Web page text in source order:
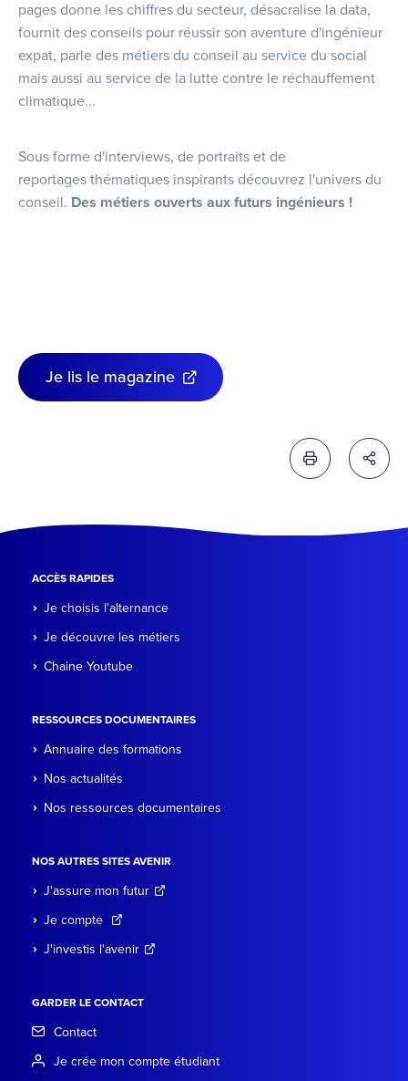
pages donne les chiffres du secteur, désacralise la data,
fournit des conseils pour réussir son aventure d'ingénieur
expat, parle des métiers du conseil au service du social
mais aussi au service de la lutte contre le réchauffement
climatique...
Sous forme d'interviews, de portraits et de
reportages thématiques inspirants découvrez l'univers du
conseil. Des métiers ouverts aux futurs ingénieurs !
Je lis le magazine
Imprimer cette
ACCÈS RAPIDES
Je choisis l'alternance
Je découvre les métiers
Chaine Youtube
RESSOURCES DOCUMENTAIRES
Annuaire des formations
Nos actualités
Nos ressources documentaires
NOS AUTRES SITES AVENIR
J'assure mon futur
Je compte
J'investis l'avenir
GARDER LE CONTACT
Contact
Je crée mon compte étudiant